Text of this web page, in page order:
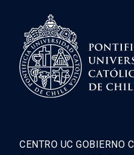
CENTRO UC GOBIERNO